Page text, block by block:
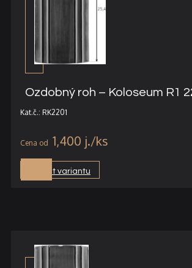
Ozdobný roh – Koloseum R1
Kat.č.: RK2201
1,400 j.
Vybrat variantu